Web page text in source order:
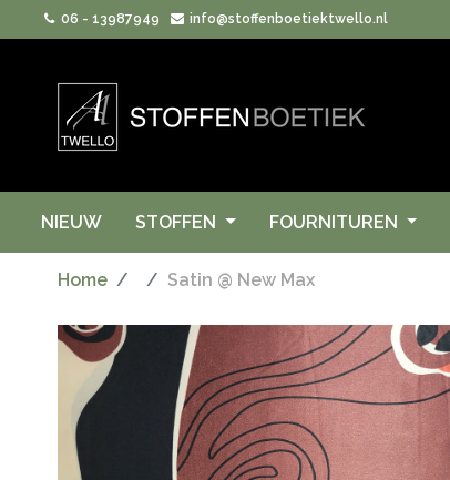
06 - 13987949 info@stoffenboetiektwello.nl
NIEUW STOFFEN FOURNITUREN
Home Satin @ New Max